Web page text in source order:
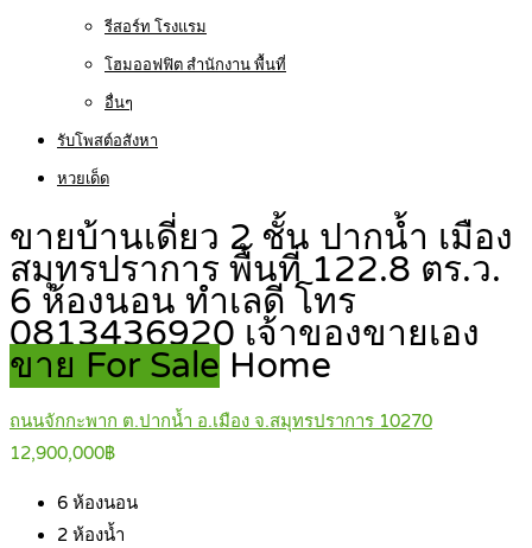
รีสอร์ท โรงแรม
โฮมออฟฟิต สำนักงาน พื้นที่
อื่นๆ
รับโพสต์อสังหา
หวยเด็ด
ขายบ้านเดี่ยว 2 ชั้น ปากน้ำ เมือง
สมุทรปราการ พื้นที่ 122.8 ตร.ว.
6 ห้องนอน ทำเลดี โทร
0813436920 เจ้าของขายเอง
ขาย For Sale Home
ถนนจักกะพาก ต.ปากน้ำ อ.เมือง จ.สมุทรปราการ 10270
12,900,000฿
6 ห้องนอน
2 ห้องน้ำ